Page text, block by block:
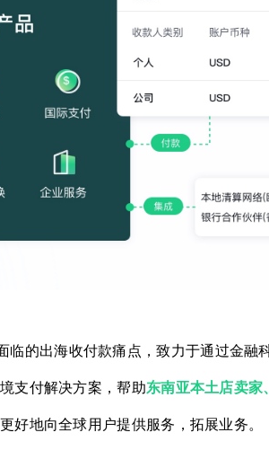
的出海收付款痛点，致力于通过金融
支付解决方案，帮助东南亚本土店卖
好地向全球用户提供服务，拓展业务。